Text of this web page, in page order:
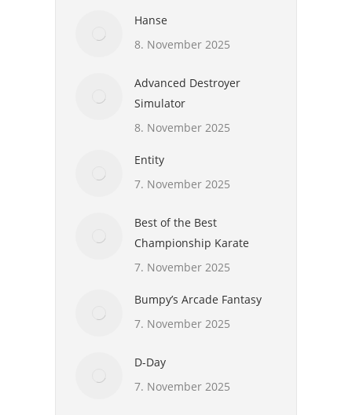
Hanse
8. November 2025
Advanced Destroyer
Simulator
8. November 2025
Entity
7. November 2025
Best of the Best
Championship Karate
7. November 2025
Bumpy’s Arcade Fantasy
7. November 2025
D-Day
7. November 2025